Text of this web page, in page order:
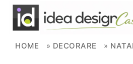
Skip to content
HOME » DECORARE »